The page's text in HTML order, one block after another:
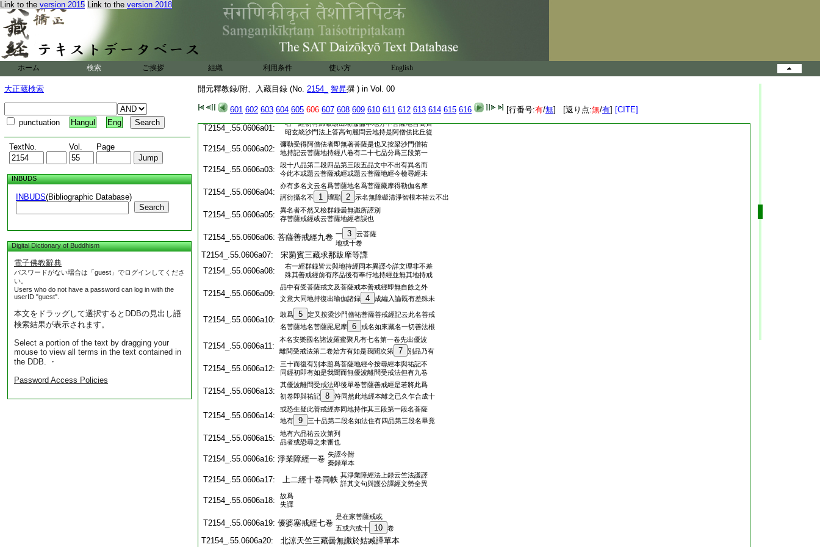
Link to the version 2015 Link to the version 2018
ホーム 検索 ご挨拶 組織 利用条件 使い方 English
大正蔵検索
punctuation Hangul Eng
TextNo. Vol. Page
INBUDS
INBUDS(Bibliographic Database)
Search
Digital Dictionary of Buddhism
電子佛教辭典
パスワードがない場合は「guest」でログインしてくださ
い。
Users who do not have a password can log in with the
userID "guest".
本文をドラッグして選択するとDDBの見出し語
検索結果が表示されます。
Select a portion of the text by dragging your
mouse to view all terms in the text contained in
the DDB. ・
Password Access Policies
開元釋教録/附、入藏目録 (No. 2154_ 智昇撰 ) in Vol. 00
601 602 603 604 605 606 607 608 609 610 611 612 613 614 615 616 [行番号:有/無] [返り点:無/有] [CITE]
T2154_.55.0605c20:菩薩調伏藏
T2154_.55.0605c21:二十六部五十四卷五帙
T2154_.55.0605c22: 夫戒者防患之總名也。菩薩淨戒唯禁於
T2154_.55.0605c23:心。聲聞律儀則防身語。故有託縁興過聚
徒訶結。菩薩大人都無此事。佛直爲説令
T2154_.55.0605c26:大乘經明學處者摭之。於此爲菩薩調伏
菩薩地持經十卷
或名地持論
T2154_.55.0605c29: 北涼天竺三藏曇無讖於姑臧譯
T2154_.55.0606a01:
右一經初有歸敬頌出瑜伽論本地分中菩薩地昔高齊
昭玄統沙門法上答高句麗問云地持是阿僧佉比丘從
T2154_.55.0606a02:
彌勒受得阿僧佉者即無著菩薩是也又按梁沙門僧祐
地持記云菩薩地持經八卷有二十七品分爲三段第一
T2154_.55.0606a03:
段十八品第二段四品第三段五品文中不出有異名而
今此本或題云菩薩戒經或題云菩薩地經今檢尋經未
T2154_.55.0606a04:
亦有多名文云名爲菩薩地名爲菩薩藏摩得勒伽名摩
訶衍攝名不
1 壞顯 2 示名無障礙清淨智根本祐云不出
T2154_.55.0606a05:
異名者不然又檢群録曇無讖所譯別
存菩薩戒經或云菩薩地經者誤也
T2154_.55.0606a06: 菩薩善戒經九卷 一 3
云菩薩
地或十卷
T2154_.55.0606a07:
宋罽賓三藏求那跋摩等譯
T2154_.55.0606a08:
右一經群録皆云與地持經同本異譯今詳文理非不差
殊其善戒經前有序品後有奉行地持經並無其地持戒
T2154_.55.0606a09:
品中有受菩薩戒文及菩薩戒本善戒經即無自餘之外
文意大同地持復出瑜伽諸録
4 成編入論既有差殊未
T2154_.55.0606a10:
敢爲 5
定又按梁沙門僧祐菩薩善戒經記云此名善戒
名菩薩地名菩薩毘尼摩
6 戒名如來藏名一切善法根
T2154_.55.0606a11:
本名安樂國名諸波羅蜜聚凡有七名第一卷先出優波
離問受戒法第二卷始方有如是我聞次第
7 別品乃有
T2154_.55.0606a12:
三十而復有別本題爲菩薩地經今按尋經本與祐記不
同經初即有如是我聞而無優波離問受戒法但有九卷
T2154_.55.0606a13:
其優波離問受戒法即後單卷菩薩善戒經是若將此爲
初卷即與祐記
8 符同然此地經本離之已久乍合成十
T2154_.55.0606a14:
或恐生疑此善戒經亦同地持作其三段第一段名菩薩
地有
9 三十品第二段名如法住有四品第三段名畢竟
T2154_.55.0606a15:
地有六品祐云次第列
品者或恐尋之未審也
T2154_.55.0606a16: 淨業障經一卷 失譯今附
秦録單本
T2154_.55.0606a17: 上二經十卷同帙 其淨業障經法上録云竺法護譯
詳其文句與護公譯經文勢全異
T2154_.55.0606a18:
故爲
失譯
T2154_.55.0606a19: 優婆塞戒經七卷
是在家菩薩戒或
五或六或十
10 卷
T2154_.55.0606a20: 北涼天竺三藏曇無讖於姑臧譯單本